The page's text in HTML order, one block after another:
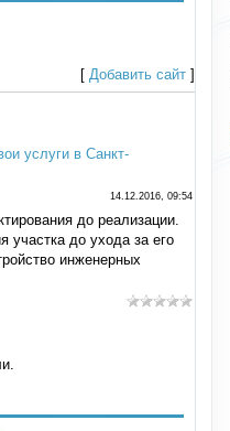
[ Добавить сайт]
услуги в Санкт-
14.12.2016, 09:54
до реализации.
участка до ухода за его
инженерных